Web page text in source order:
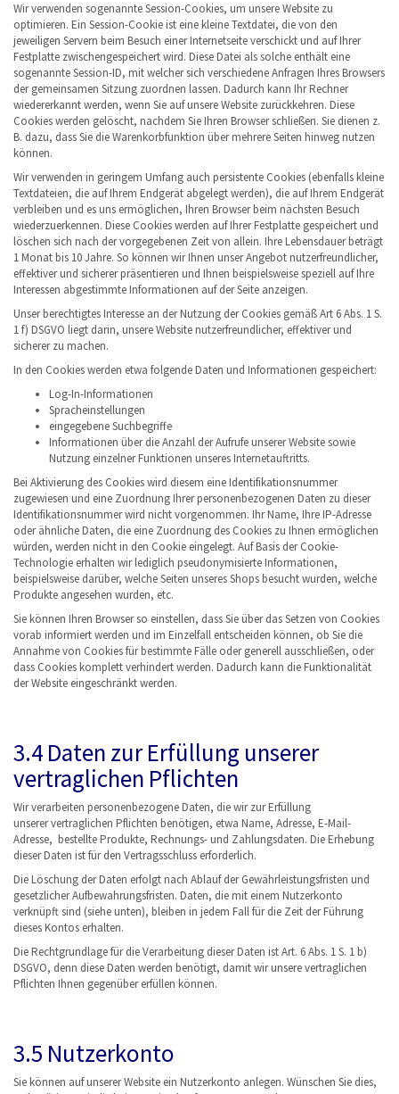
Wir verwenden sogenannte Session-Cookies, um unsere Website zu
optimieren. Ein Session-Cookie ist eine kleine Textdatei, die von den
jeweiligen Servern beim Besuch einer Internetseite verschickt und auf Ihrer
Festplatte zwischengespeichert wird. Diese Datei als solche enthält eine
sogenannte Session-ID, mit welcher sich verschiedene Anfragen Ihres Browsers
der gemeinsamen Sitzung zuordnen lassen. Dadurch kann Ihr Rechner
wiedererkannt werden, wenn Sie auf unsere Website zurückkehren. Diese
Cookies werden gelöscht, nachdem Sie Ihren Browser schließen. Sie dienen z.
B. dazu, dass Sie die Warenkorbfunktion über mehrere Seiten hinweg nutzen
können.
Wir verwenden in geringem Umfang auch persistente Cookies (ebenfalls kleine
Textdateien, die auf Ihrem Endgerät abgelegt werden), die auf Ihrem Endgerät
verbleiben und es uns ermöglichen, Ihren Browser beim nächsten Besuch
wiederzuerkennen. Diese Cookies werden auf Ihrer Festplatte gespeichert und
löschen sich nach der vorgegebenen Zeit von allein. Ihre Lebensdauer beträgt
1 Monat bis 10 Jahre. So können wir Ihnen unser Angebot nutzerfreundlicher,
effektiver und sicherer präsentieren und Ihnen beispielsweise speziell auf Ihre
Interessen abgestimmte Informationen auf der Seite anzeigen.
Unser berechtigtes Interesse an der Nutzung der Cookies gemäß Art 6 Abs. 1 S.
1 f) DSGVO liegt darin, unsere Website nutzerfreundlicher, effektiver und
sicherer zu machen.
In den Cookies werden etwa folgende Daten und Informationen gespeichert:
Log-In-Informationen
Spracheinstellungen
eingegebene Suchbegriffe
Informationen über die Anzahl der Aufrufe unserer Website sowie
Nutzung einzelner Funktionen unseres Internetauftritts.
Bei Aktivierung des Cookies wird diesem eine Identifikationsnummer
zugewiesen und eine Zuordnung Ihrer personenbezogenen Daten zu dieser
Identifikationsnummer wird nicht vorgenommen. Ihr Name, Ihre IP-Adresse
oder ähnliche Daten, die eine Zuordnung des Cookies zu Ihnen ermöglichen
würden, werden nicht in den Cookie eingelegt. Auf Basis der Cookie-
Technologie erhalten wir lediglich pseudonymisierte Informationen,
beispielsweise darüber, welche Seiten unseres Shops besucht wurden, welche
Produkte angesehen wurden, etc.
Sie können Ihren Browser so einstellen, dass Sie über das Setzen von Cookies
vorab informiert werden und im Einzelfall entscheiden können, ob Sie die
Annahme von Cookies für bestimmte Fälle oder generell ausschließen, oder
dass Cookies komplett verhindert werden. Dadurch kann die Funktionalität
der Website eingeschränkt werden.
3.4 Daten zur Erfüllung unserer
vertraglichen Pflichten
Wir verarbeiten personenbezogene Daten, die wir zur Erfüllung
unserer vertraglichen Pflichten benötigen, etwa Name, Adresse, E-Mail-
Adresse, bestellte Produkte, Rechnungs- und Zahlungsdaten. Die Erhebung
dieser Daten ist für den Vertragsschluss erforderlich.
Die Löschung der Daten erfolgt nach Ablauf der Gewährleistungsfristen und
gesetzlicher Aufbewahrungsfristen. Daten, die mit einem Nutzerkonto
verknüpft sind (siehe unten), bleiben in jedem Fall für die Zeit der Führung
dieses Kontos erhalten.
Die Rechtgrundlage für die Verarbeitung dieser Daten ist Art. 6 Abs. 1 S. 1 b)
DSGVO, denn diese Daten werden benötigt, damit wir unsere vertraglichen
Pflichten Ihnen gegenüber erfüllen können.
3.5 Nutzerkonto
Sie können auf unserer Website ein Nutzerkonto anlegen. Wünschen Sie dies,